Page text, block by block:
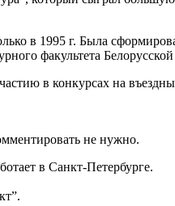
в 1995 г. Была
факультета
в конкурсах на
не нужно.
в Санкт-Петербурге.